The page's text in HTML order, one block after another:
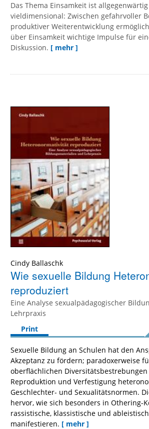
Das Thema Einsamkeit ist
vieldimensional: Zwischen gefahrvoller
produktiver Weiterentwicklung
über Einsamkeit wichtige Impulse für
Diskussion. [ mehr ]
Cindy Ballaschk
Wie sexuelle Bildung
reproduziert
Eine Analyse sexualpädagogischer
Lehrpraxis
Print
Sexuelle Bildung an Schulen hat den
Akzeptanz zu fördern; paradoxerweise
oberflächlichen
Reproduktion und Verfestigung
Geschlechter- und Sexualitätsnormen.
hervor, wie sich besonders in Othering-
rassistische, klassistische und
manifestieren. [ mehr ]